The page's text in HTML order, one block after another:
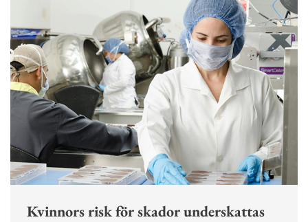
Kvinnors risk för skador underskattas